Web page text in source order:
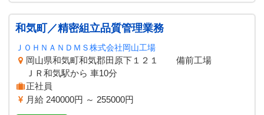
和気町／精密組立品質管理業務
ＪＯＨＮＡＮＤＭＳ株式会社岡山工場
岡山県和気町和気郡田原下１２１ 備前工場
ＪＲ和気駅から 車10分
正社員
月給 240000円 ～ 255000円